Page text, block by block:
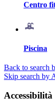
Centro
Piscina
Back to search
Skip search by
Accessibilità